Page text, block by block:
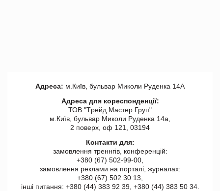
Адреса: м.Київ, бульвар Миколи Руденка 14А
Адреса для кореспонденції:
ТОВ "Tрейд Мастер Груп"
м.Київ, бульвар Миколи Руденка 14а,
2 поверх, оф 121, 03194
Контакти для:
замовлення треннгів, конференцій:
+380 (67) 502-99-00,
замовлення реклами на порталі, журналах:
+380 (67) 502 30 13,
інші питання: +380 (44) 383 92 39, +380 (44) 383 50 34.